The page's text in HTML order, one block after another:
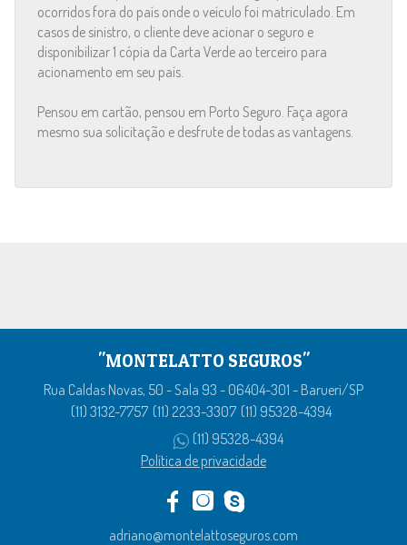
ocorridos fora do país onde o veículo foi matriculado. Em
casos de sinistro, o cliente deve acionar o seguro e
disponibilizar 1 cópia da Carta Verde ao terceiro para
acionamento em seu país.
Pensou em cartão, pensou em Porto Seguro. Faça agora
mesmo sua solicitação e desfrute de todas as vantagens.
"MONTELATTO SEGUROS"
Rua Caldas Novas, 50 - Sala 93 - 06404-301 - Barueri/SP
(11) 3132-7757 (11) 2233-3307 (11) 95328-4394
(11) 95328-4394
Política de privacidade
adriano@montelattoseguros.com